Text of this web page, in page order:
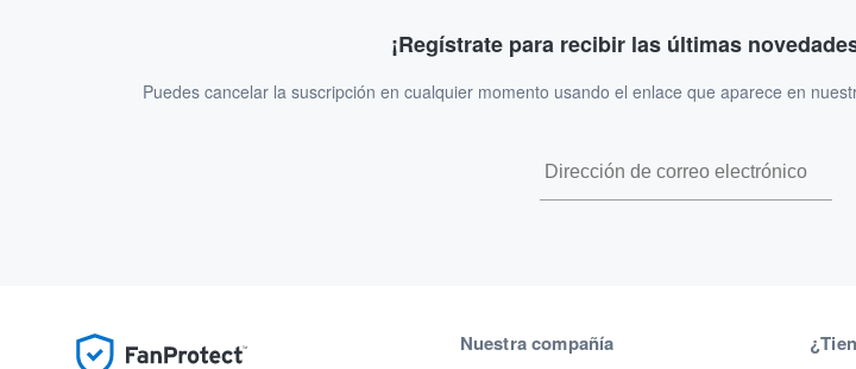
¡Regístrate para recibir las últimas
Puedes cancelar la suscripción en cualquier momento usando el enlace que aparece en
Nuestra compañía